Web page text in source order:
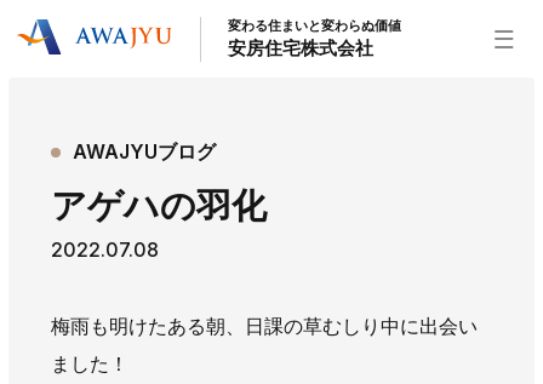
リフォーム事業 外装事業
不動産事業
安房住宅について
変わる住まいと変わらぬ価値
安房住宅株式会社
AWAJYUブログ
アゲハの羽化
2022.07.08
梅雨も明けたある朝、日課の草むしり中に出会い
ました！